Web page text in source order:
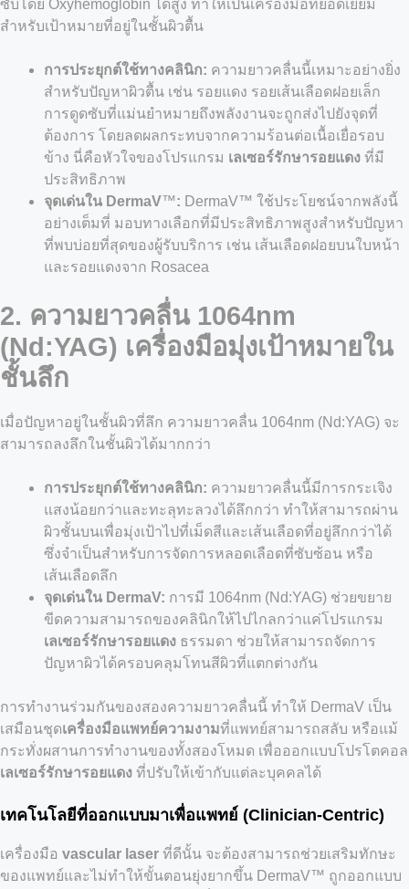
ซับโดย Oxyhemoglobin ได้สูง ทำให้เป็นเครื่องมือที่ยอดเยี่ยม
สำหรับเป้าหมายที่อยู่ในชั้นผิวตื้น
การประยุกต์ใช้ทางคลินิก: ความยาวคลื่นนี้เหมาะอย่างยิ่ง
สำหรับปัญหาผิวตื้น เช่น รอยแดง รอยเส้นเลือดฝอยเล็ก
การดูดซับที่แม่นยำหมายถึงพลังงานจะถูกส่งไปยังจุดที่
ต้องการ โดยลดผลกระทบจากความร้อนต่อเนื้อเยื่อรอบ
ข้าง นี่คือหัวใจของโปรแกรม เลเซอร์รักษารอยแดง ที่มี
ประสิทธิภาพ
จุดเด่นใน DermaV™: DermaV™ ใช้ประโยชน์จากพลังนี้
อย่างเต็มที่ มอบทางเลือกที่มีประสิทธิภาพสูงสำหรับปัญหา
ที่พบบ่อยที่สุดของผู้รับบริการ เช่น เส้นเลือดฝอยบนใบหน้า
และรอยแดงจาก Rosacea
2. ความยาวคลื่น 1064nm
(Nd:YAG) เครื่องมือมุ่งเป้าหมายใน
ชั้นลึก
เมื่อปัญหาอยู่ในชั้นผิวที่ลึก ความยาวคลื่น 1064nm (Nd:YAG) จะ
สามารถลงลึกในชั้นผิวได้มากกว่า
การประยุกต์ใช้ทางคลินิก: ความยาวคลื่นนี้มีการกระเจิง
แสงน้อยกว่าและทะลุทะลวงได้ลึกกว่า ทำให้สามารถผ่าน
ผิวชั้นบนเพื่อมุ่งเป้าไปที่เม็ดสีและเส้นเลือดที่อยู่ลึกกว่าได้
ซึ่งจำเป็นสำหรับการจัดการหลอดเลือดที่ซับซ้อน หรือ
เส้นเลือดลึก
จุดเด่นใน DermaV: การมี 1064nm (Nd:YAG) ช่วยขยาย
ขีดความสามารถของคลินิกให้ไปไกลกว่าแค่โปรแกรม
เลเซอร์รักษารอยแดง ธรรมดา ช่วยให้สามารถจัดการ
ปัญหาผิวได้ครอบคลุมโทนสีผิวที่แตกต่างกัน
การทำงานร่วมกันของสองความยาวคลื่นนี้ ทำให้ DermaV เป็น
เสมือนชุดเครื่องมือแพทย์ความงามที่แพทย์สามารถสลับ หรือแม้
กระทั่งผสานการทำงานของทั้งสองโหมด เพื่อออกแบบโปรโตคอล
เลเซอร์รักษารอยแดง ที่ปรับให้เข้ากับแต่ละบุคคลได้
เทคโนโลยีที่ออกแบบมาเพื่อแพทย์ (Clinician-Centric)
เครื่องมือ vascular laser ที่ดีนั้น จะต้องสามารถช่วยเสริมทักษะ
ของแพทย์และไม่ทำให้ขั้นตอนยุ่งยากขึ้น DermaV™ ถูกออกแบบ